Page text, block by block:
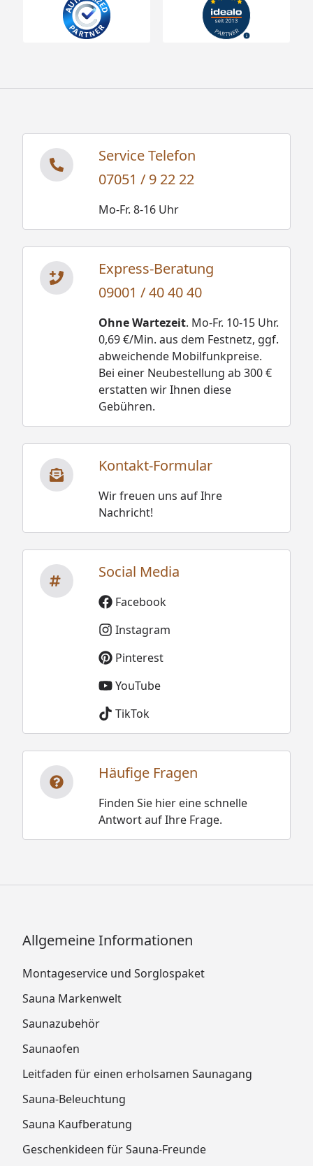
Service Telefon
07051 / 9 22 22
Mo-Fr. 8-16 Uhr
Express-Beratung
09001 / 40 40 40
Ohne Wartezeit. Mo-Fr. 10-15 Uhr.
0,69 €/Min. aus dem Festnetz, ggf.
abweichende Mobilfunkpreise.
Bei einer Neubestellung ab 300 €
erstatten wir Ihnen diese
Gebühren.
Kontakt-Formular
Wir freuen uns auf Ihre
Nachricht!
Social Media
Facebook
Instagram
Pinterest
YouTube
TikTok
Häufige Fragen
Finden Sie hier eine schnelle
Antwort auf Ihre Frage.
Allgemeine Informationen
Montageservice und Sorglospaket
Sauna Markenwelt
Saunazubehör
Saunaofen
Leitfaden für einen erholsamen Saunagang
Sauna-Beleuchtung
Sauna Kaufberatung
Geschenkideen für Sauna-Freunde